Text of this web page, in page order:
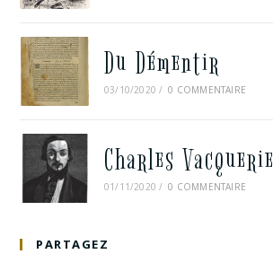
Du Démentir
03/10/2020 / 0 COMMENTAIRE
Charles Vacquerie
01/11/2020 / 0 COMMENTAIRE
PARTAGEZ